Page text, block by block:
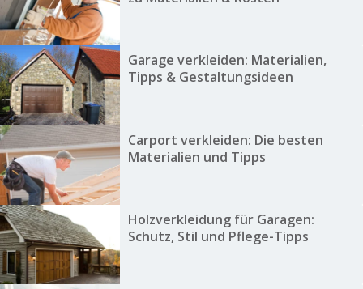
Garage verkleiden: Materialien,
Tipps & Gestaltungsideen
Carport verkleiden: Die besten
Materialien und Tipps
Holzverkleidung für Garagen:
Schutz, Stil und Pflege-Tipps